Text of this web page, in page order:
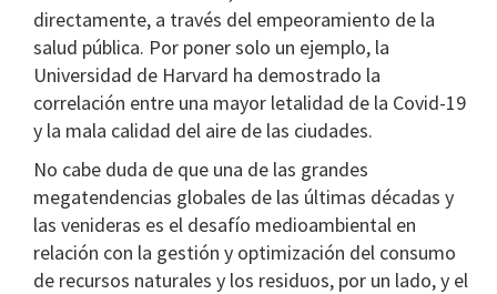
directamente, a través del empeoramiento de la
salud pública. Por poner solo un ejemplo, la
Universidad de Harvard ha demostrado la
correlación entre una mayor letalidad de la Covid-19
y la mala calidad del aire de las ciudades.
No cabe duda de que una de las grandes
megatendencias globales de las últimas décadas y
las venideras es el desafío medioambiental en
relación con la gestión y optimización del consumo
de recursos naturales y los residuos, por un lado, y el